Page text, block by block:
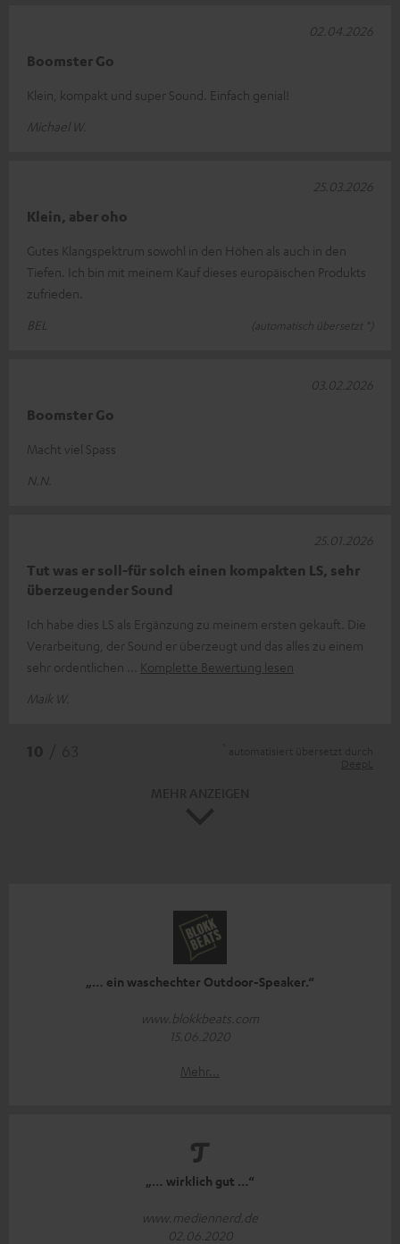
Boomster Go
Klein, kompakt und super Sound. Einfach genial!
Michael W.
02.04.2026
Klein, aber oho
Gutes Klangspektrum sowohl in den Höhen als auch in den
Tiefen. Ich bin mit meinem Kauf dieses europäischen Produkts
zufrieden.
BEL
(automatisch übersetzt *)
25.03.2026
Boomster Go
Macht viel Spass
N.N.
03.02.2026
Tut was er soll-für solch einen kompakten LS, sehr
überzeugender Sound
Ich habe dies LS als Ergänzung zu meinem ersten gekauft. Die
Verarbeitung, der Sound er überzeugt und das alles zu einem
sehr ordentlichen
Komplette Bewertung lesen
Maik W.
25.01.2026
„… ein waschechter Outdoor-Speaker.“
www.blokkbeats.com
15.06.2020
Mehr...
„… wirklich gut …“
www.mediennerd.de
02.06.2020